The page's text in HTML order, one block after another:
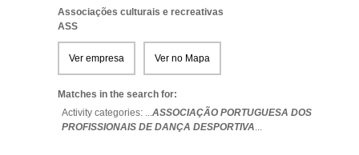
Associações culturais e recreativas
ASS
Ver empresa Ver no Mapa
Matches in the search for:
Activity categories: ...ASSOCIAÇÃO PORTUGUESA DOS
PROFISSIONAIS DE DANÇA DESPORTIVA...